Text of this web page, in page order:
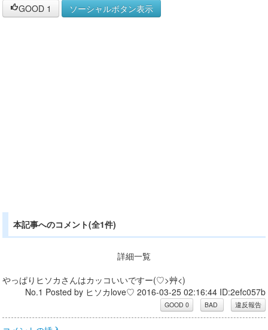
GOOD 1 ソーシャルボタン表示
本記事へのコメント(全1件)
詳細一覧
やっぱりヒソカさんはカッコいいですー(♡>艸<)
No.1 Posted by ヒソカlove♡ 2016-03-25 02:16:44 ID:2efc057b